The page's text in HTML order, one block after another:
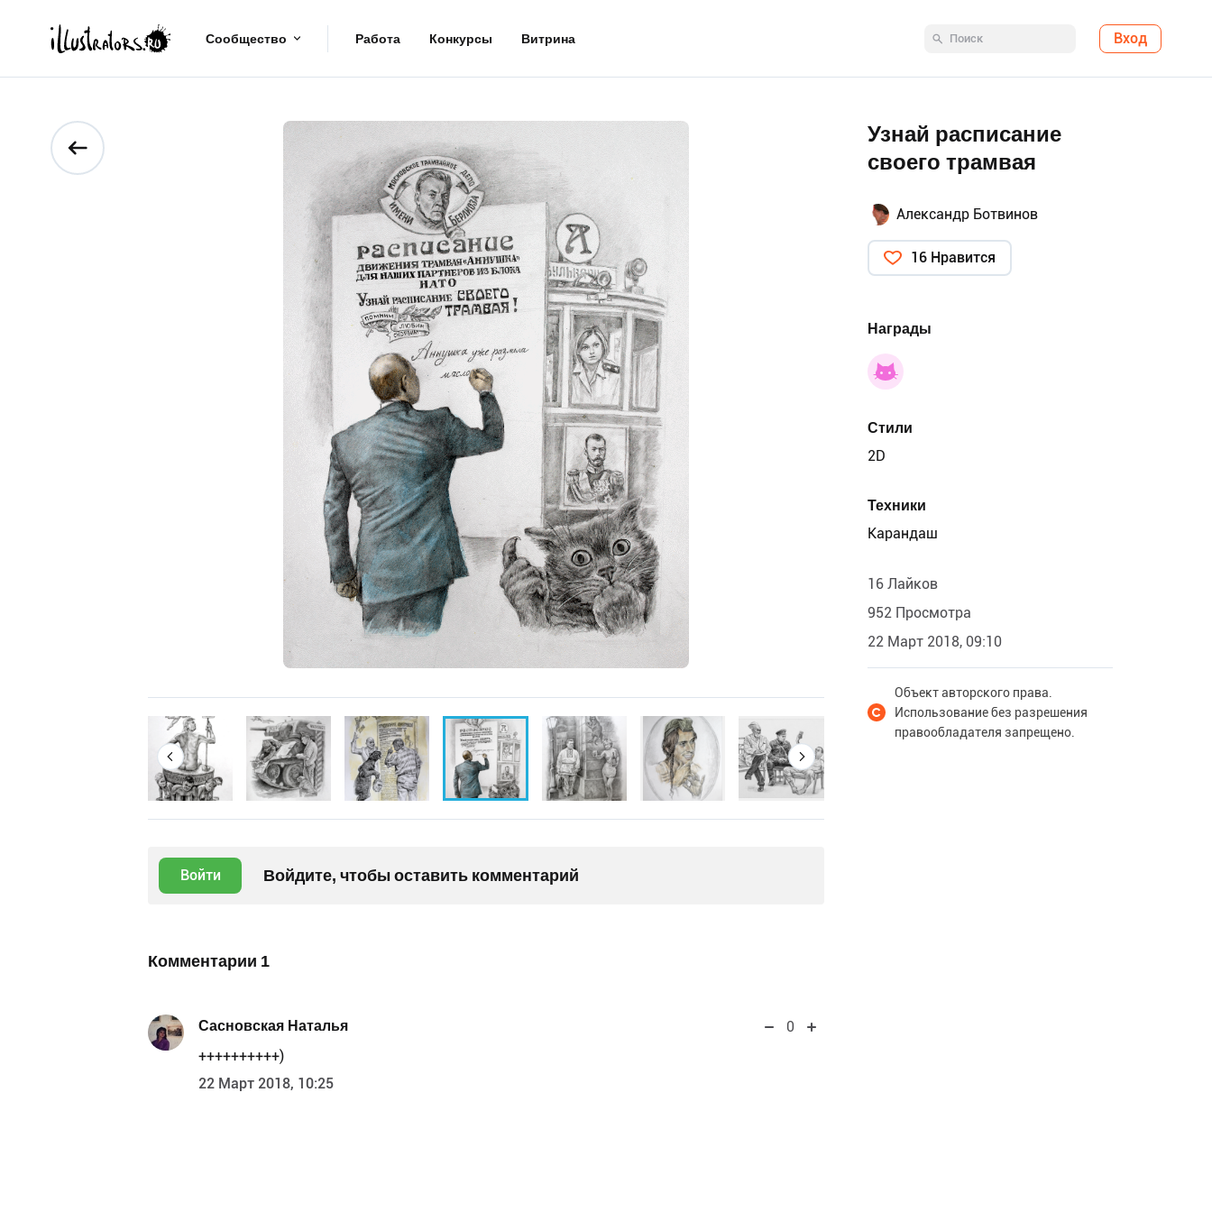
Сообщество Работа Конкурсы Витрина Вход
Войти Войдите, чтобы оставить комментарий
Комментарии 1
Сасновская Наталья
0
++++++++++)
22 Март 2018, 10:25
Узнай расписание
своего трамвая
Александр Ботвинов
16 Нравится
Награды
Стили
2D
Техники
Карандаш
16 Лайков
952 Просмотра
22 Март 2018, 09:10
Объект авторского права.
Использование без разрешения
правообладателя запрещено.